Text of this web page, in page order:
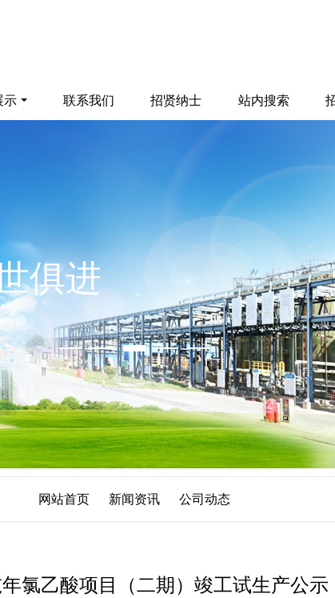
示 联系我们 招贤纳士 站内搜索
俱进
网站首页 新闻资讯 公司动态
氯乙酸项目（二期）竣工试生产公示